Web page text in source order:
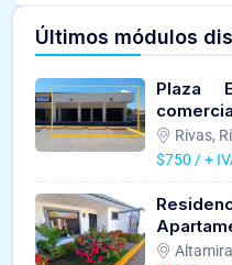
Últimos módulos
Plaza
Rivas,
$750 / +